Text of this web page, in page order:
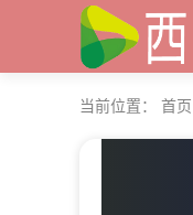
当前位置： 首页